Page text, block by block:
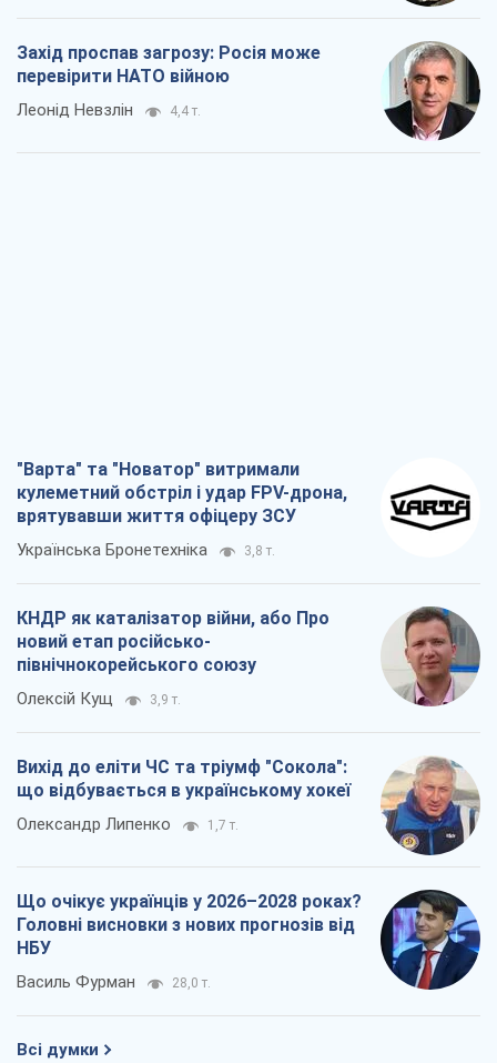
Захід проспав загрозу: Росія може
перевірити НАТО війною
Леонід Невзлін 4,4 т.
"Варта" та "Новатор" витримали
кулеметний обстріл і удар FPV-дрона,
врятувавши життя офіцеру ЗСУ
Українська Бронетехніка 3,8 т.
КНДР як каталізатор війни, або Про
новий етап російсько-
північнокорейського союзу
Олексій Кущ 3,9 т.
Вихід до еліти ЧС та тріумф "Сокола":
що відбувається в українському хокеї
Олександр Липенко 1,7 т.
Що очікує українців у 2026–2028 роках?
Головні висновки з нових прогнозів від
НБУ
Василь Фурман 28,0 т.
Всі думки